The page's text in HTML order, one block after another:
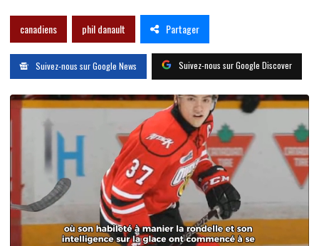
canadiens phil danault Partager
Suivez-nous sur Google News Suivez-nous sur Google Discover